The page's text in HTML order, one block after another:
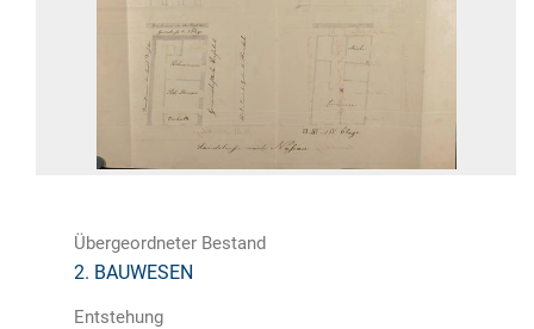
Übergeordneter Bestand
2. BAUWESEN
Entstehung